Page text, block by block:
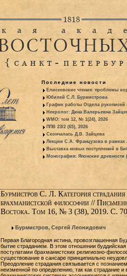
Последние новости
Елисеевские чтения: проблемы
Юбилей С.Л. Бурмистрова
График работы Отдела рукописей
Некролог: Дина Валерьевна
WMO: том 12, № 1(24), 2026
ППВ 23/2 (65), 2026
Скончалась Д.В. Зайцева
Лекции С.А. Французова в рамках
Выставка новых поступлений в
Монография: Японские древности
Бурмистров С. Л. Категория страдания
брахманистской философии //
Востока. Том 16, № 3 (38), 2019. С.
Бурмистров, Сергей Леонидович
Первая Благородная истина, провозглашенная
бытие страданием. В этом отношении буддийская
постулатами брахманистских религиозно-
существование в сансаре принципиально
Преодоление страдания связывается с
неизменной по определению, так как страдание и